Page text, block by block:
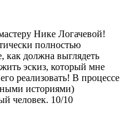
Нике Логачевой!
полностью
как должна выглядеть
эскиз, который мне
реализовать! В процессе
историями)
человек. 10/10